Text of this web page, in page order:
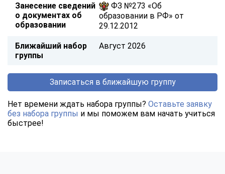
Занесение сведений
о документах об
образовании
ФЗ №273 «Об
образовании в РФ» от
29.12.2012
Ближайший набор
группы
Август 2026
Записаться в ближайшую группу
Нет времени ждать набора группы? Оставьте заявку
без набора группы и мы поможем вам начать учиться
быстрее!